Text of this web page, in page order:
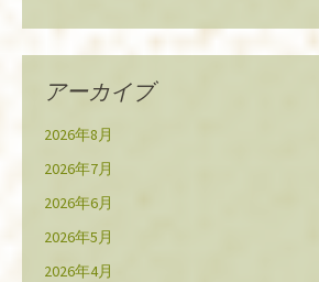
アーカイブ
2026年8月
2026年7月
2026年6月
2026年5月
2026年4月